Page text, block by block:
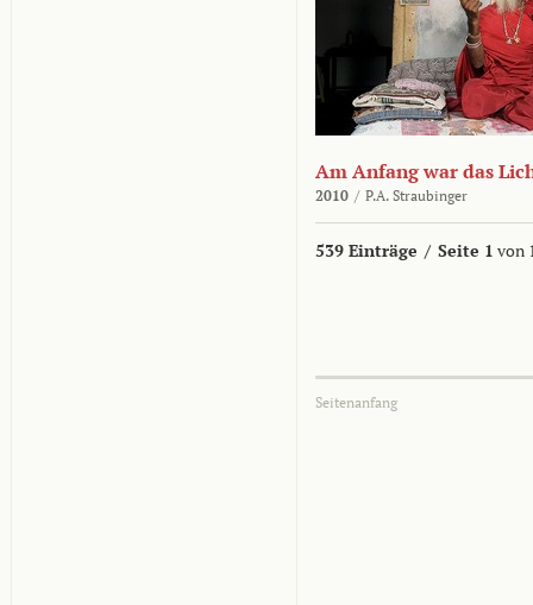
Am Anfang war das
2010 / P.A. Straubinger
539 Einträge / Seite 1 von
Seitenanfang